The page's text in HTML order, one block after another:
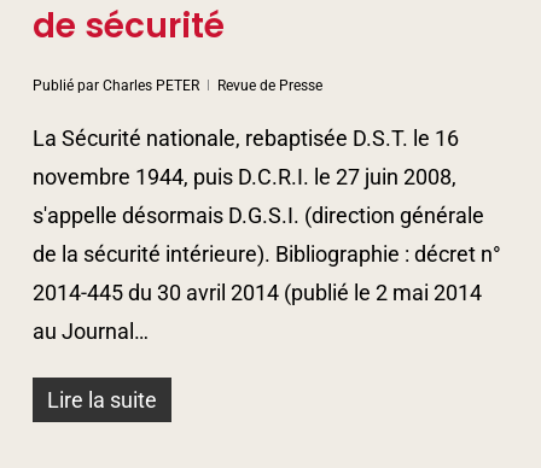
de sécurité
Publié par Charles PETER Revue de Presse
La Sécurité nationale, rebaptisée D.S.T. le 16
novembre 1944, puis D.C.R.I. le 27 juin 2008,
s'appelle désormais D.G.S.I. (direction générale
de la sécurité intérieure). Bibliographie : décret n°
2014-445 du 30 avril 2014 (publié le 2 mai 2014
au Journal…
Lire la suite